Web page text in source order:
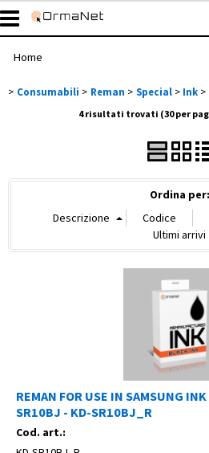
Categoria: Home>Consumabili >
Home
Shop
Servizi
Consumabili Reman Special Ink
4 risultati trovati (30 per
Ordina per:
REMAN FOR USE IN SAMSUNG
SR10BJ - KD-SR10BJ_R
Cod. art.: